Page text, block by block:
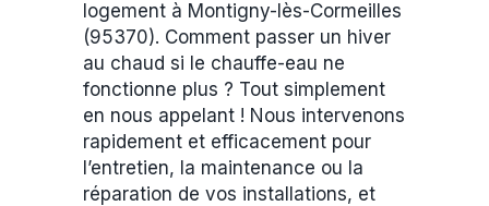
logement à Montigny-lès-Cormeilles
(95370). Comment passer un hiver
au chaud si le chauffe-eau ne
fonctionne plus ? Tout simplement
en nous appelant ! Nous intervenons
rapidement et efficacement pour
l’entretien, la maintenance ou la
réparation de vos installations, et